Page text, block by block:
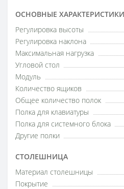
ОСНОВНЫЕ ХАРАКТЕРИСТИКИ
Регулировка высоты
Регулировка наклона
Максимальная нагрузка
Угловой стол
Модуль
Количество ящиков
Общее количество полок
Полка для клавиатуры
Полка для системного блока
Другие полки
СТОЛЕШНИЦА
Материал столешницы
Покрытие